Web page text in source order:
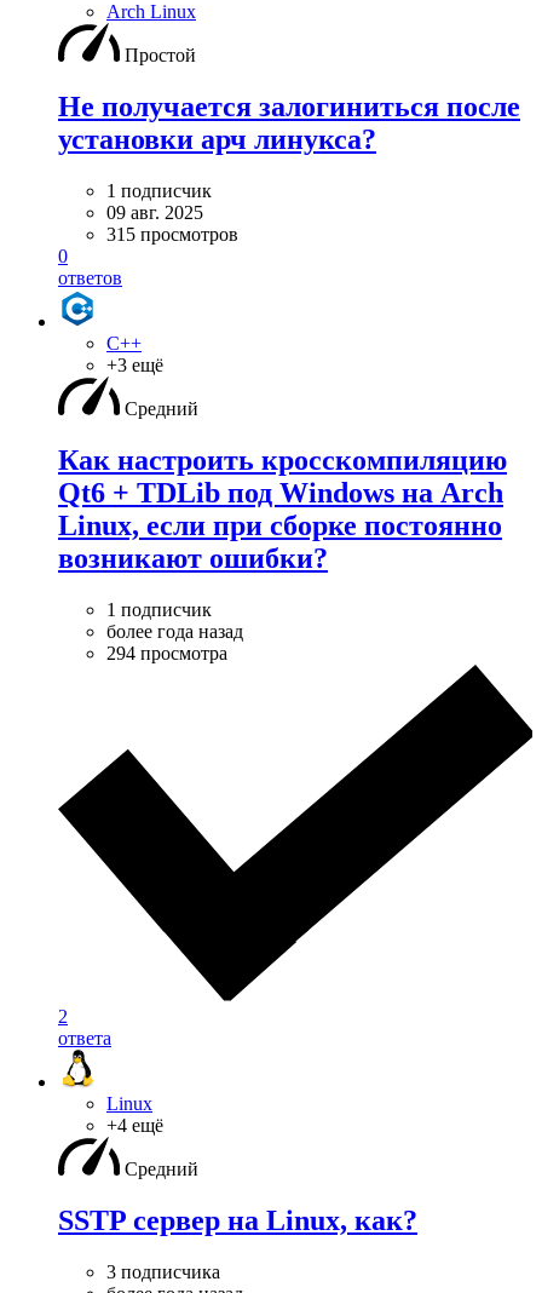
Arch Linux
Простой
Не получается залогиниться после
установки арч линукса?
1 подписчик
09 авг. 2025
315 просмотров
0
ответов
C++
+3 ещё
Средний
Как настроить кросскомпиляцию
Qt6 + TDLib под Windows на Arch
Linux, если при сборке постоянно
возникают ошибки?
1 подписчик
более года назад
294 просмотра
2
ответа
Linux
+4 ещё
Средний
SSTP сервер на Linux, как?
3 подписчика